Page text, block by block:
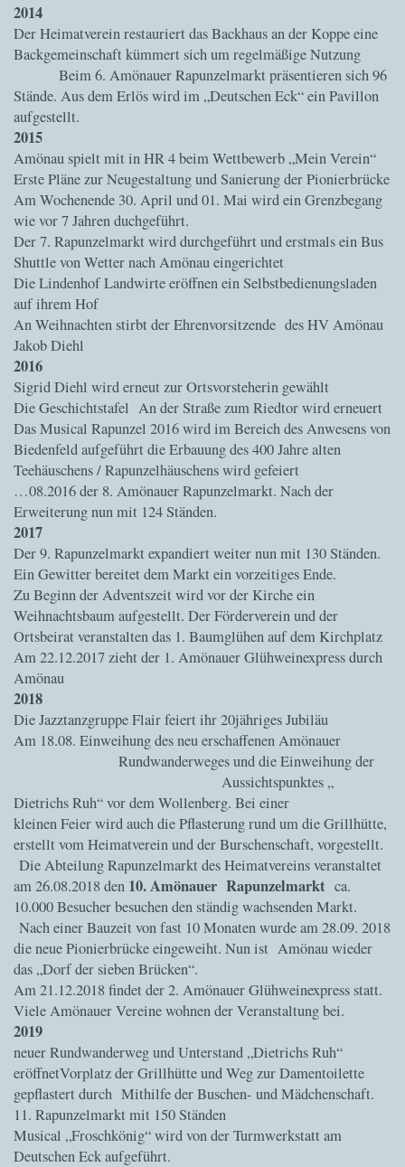
2014
Der Heimatverein restauriert das Backhaus an der Koppe eine
Backgemeinschaft kümmert sich um regelmäßige Nutzung
Beim 6. Amönauer Rapunzelmarkt präsentieren sich 96
Stände. Aus dem Erlös wird im „Deutschen Eck“ ein Pavillon
aufgestellt.
2015
Amönau spielt mit in HR 4 beim Wettbewerb „Mein Verein“
Erste Pläne zur Neugestaltung und Sanierung der Pionierbrücke
Am Wochenende 30. April und 01. Mai wird ein Grenzbegang
wie vor 7 Jahren duchgeführt.
Der 7. Rapunzelmarkt wird durchgeführt und erstmals ein Bus
Shuttle von Wetter nach Amönau eingerichtet
Die Lindenhof Landwirte eröffnen ein Selbstbedienungsladen
auf ihrem Hof
An Weihnachten stirbt der Ehrenvorsitzende des HV Amönau
Jakob Diehl
2016
Sigrid Diehl wird erneut zur Ortsvorsteherin gewählt
Die Geschichtstafel An der Straße zum Riedtor wird erneuert
Das Musical Rapunzel 2016 wird im Bereich des Anwesens von
Biedenfeld aufgeführt die Erbauung des 400 Jahre alten
Teehäuschens / Rapunzelhäuschens wird gefeiert
…08.2016 der 8. Amönauer Rapunzelmarkt. Nach der
Erweiterung nun mit 124 Ständen.
2017
Der 9. Rapunzelmarkt expandiert weiter nun mit 130 Ständen.
Ein Gewitter bereitet dem Markt ein vorzeitiges Ende.
Zu Beginn der Adventszeit wird vor der Kirche ein
Weihnachtsbaum aufgestellt. Der Förderverein und der
Ortsbeirat veranstalten das 1. Baumglühen auf dem Kirchplatz
Am 22.12.2017 zieht der 1. Amönauer Glühweinexpress durch
Amönau
2018
Die Jazztanzgruppe Flair feiert ihr 20jähriges Jubiläu
Am 18.08. Einweihung des neu erschaffenen Amönauer
Rundwanderweges und die Einweihung der
Aussichtspunktes „
Dietrichs Ruh“ vor dem Wollenberg. Bei einer
kleinen Feier wird auch die Pflasterung rund um die Grillhütte,
erstellt vom Heimatverein und der Burschenschaft, vorgestellt.
Die Abteilung Rapunzelmarkt des Heimatvereins veranstaltet
am 26.08.2018 den 10. Amönauer Rapunzelmarkt ca.
10.000 Besucher besuchen den ständig wachsenden Markt.
Nach einer Bauzeit von fast 10 Monaten wurde am 28.09. 2018
die neue Pionierbrücke eingeweiht. Nun ist Amönau wieder
das „Dorf der sieben Brücken“.
Am 21.12.2018 findet der 2. Amönauer Glühweinexpress statt.
Viele Amönauer Vereine wohnen der Veranstaltung bei.
2019
neuer Rundwanderweg und Unterstand „Dietrichs Ruh“
eröffnetVorplatz der Grillhütte und Weg zur Damentoilette
gepflastert durch Mithilfe der Buschen- und Mädchenschaft.
11. Rapunzelmarkt mit 150 Ständen
Musical „Froschkönig“ wird von der Turmwerkstatt am
Deutschen Eck aufgeführt.